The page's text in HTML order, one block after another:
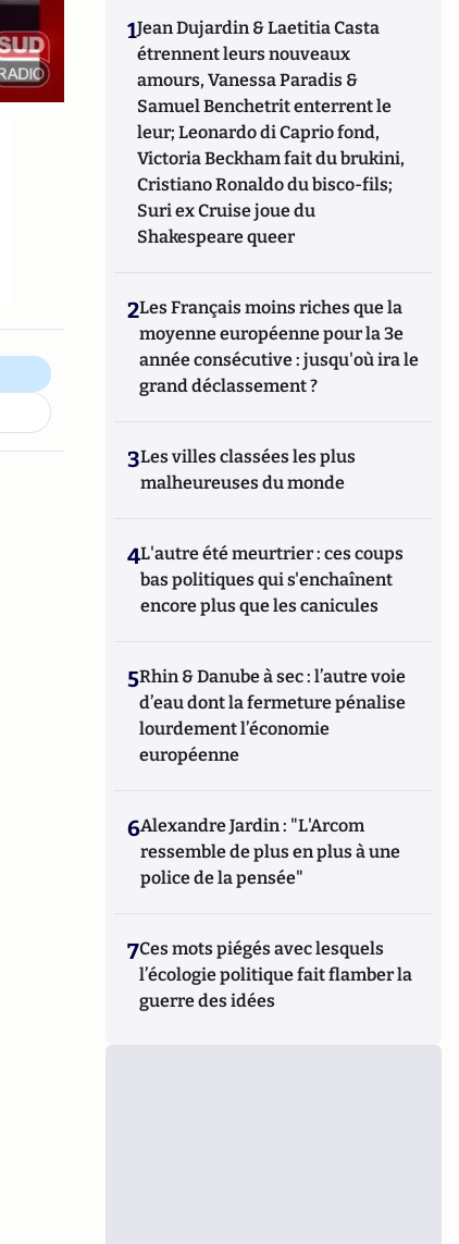
1Jean Dujardin & Laetitia Casta
étrennent leurs nouveaux
amours, Vanessa Paradis &
Samuel Benchetrit enterrent le
leur; Leonardo di Caprio fond,
Victoria Beckham fait du brukini,
Cristiano Ronaldo du bisco-fils;
Suri ex Cruise joue du
Shakespeare queer
2Les Français moins riches que la
moyenne européenne pour la 3e
année consécutive : jusqu'où ira le
grand déclassement ?
3Les villes classées les plus
malheureuses du monde
4L'autre été meurtrier : ces coups
bas politiques qui s'enchaînent
encore plus que les canicules
5Rhin & Danube à sec : l’autre voie
d’eau dont la fermeture pénalise
lourdement l’économie
européenne
6Alexandre Jardin : "L'Arcom
ressemble de plus en plus à une
police de la pensée"
7Ces mots piégés avec lesquels
l’écologie politique fait flamber la
guerre des idées